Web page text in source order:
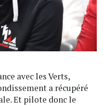
avec les Verts,
a récupéré
Et pilote donc le